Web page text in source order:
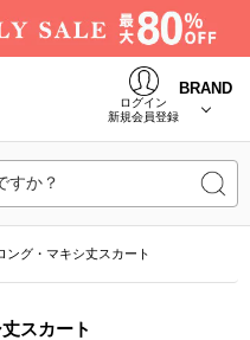
ログイン
新規会員登録
BRAND
すか？
ング・マキシ丈スカート
スカート